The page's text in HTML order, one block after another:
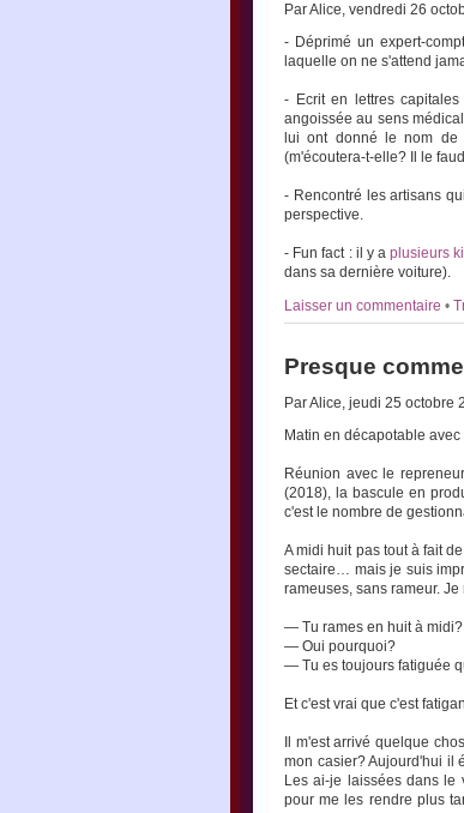
Par Alice, vendredi 26
- Déprimé un expert-
laquelle on ne s'attend
- Ecrit en lettres
angoissée au sens
lui ont donné le nom de
(m'écoutera-t-elle? Il le
- Rencontré les artisans
perspective.
- Fun fact : il y aplusieurs
dans sa dernière voiture).
Laisser un commentaire •
Presque
Par Alice, jeudi 25 octobre
Matin en décapotable
Réunion avec le
(2018), la bascule en
c'est le nombre de
A midi huit pas tout à fait
sectaire… mais je suis
rameuses, sans rameur.
— Tu rames en huit à midi?
— Oui pourquoi?
— Tu es toujours fatiguée
Et c'est vrai que c'est
Il m'est arrivé quelque
mon casier? Aujourd'hui il
Les ai-je laissées dans le
pour me les rendre plus